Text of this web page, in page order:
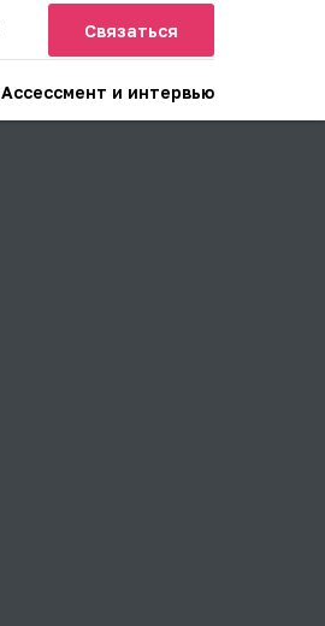
Связаться
Ассессмент и интервью